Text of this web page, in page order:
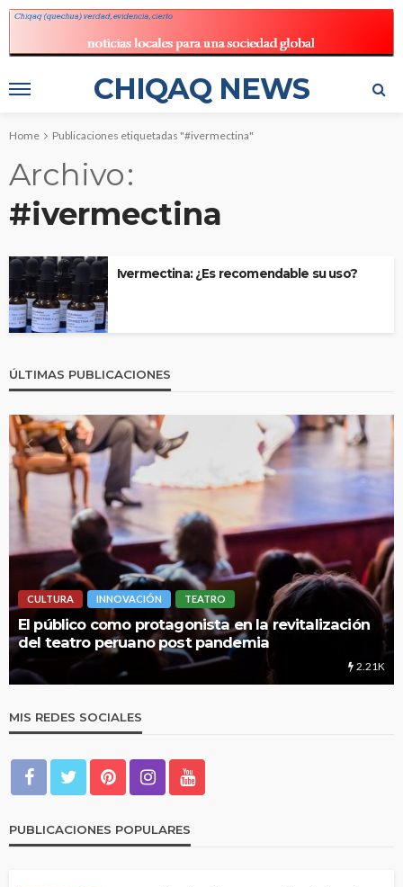
CHIQAQ NEWS
Home Publicaciones etiquetadas "#ivermectina"
Archivo
#ivermectina
Ivermectina: ¿Es recomendable su uso?
ÚLTIMAS PUBLICACIONES
CULTURA INNOVACIÓN TEATRO
El público como protagonista en la revitalización
del teatro peruano post pandemia
2.21K
MIS REDES SOCIALES
PUBLICACIONES POPULARES